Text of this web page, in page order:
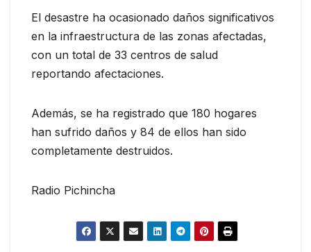
El desastre ha ocasionado daños significativos
en la infraestructura de las zonas afectadas,
con un total de 33 centros de salud
reportando afectaciones.
Además, se ha registrado que 180 hogares
han sufrido daños y 84 de ellos han sido
completamente destruidos.
Radio Pichincha